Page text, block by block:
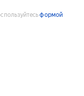
формой